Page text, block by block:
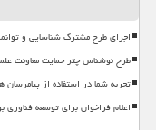
اجرای طرح مشترک شناسایی و
طرح نوشناس چتر حمایت معاونت
تجربه شما در استفاده از پیامرسان
اعلام فراخوان برای توسعه